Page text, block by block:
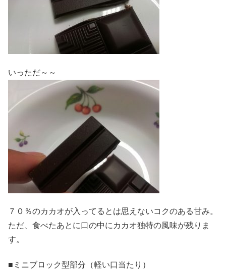
いっただ～～
７０％のカカオが入ってるとは思えないコクのある甘み。
ただ、食べたあとに口の中にカカオ独特の風味が残りま
す。
■ミニブロック型部分（軽い口当たり）